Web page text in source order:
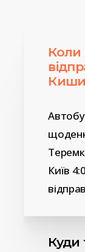
Коли
Київ
Куди